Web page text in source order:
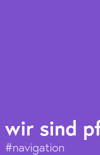
wir sind
#navigation